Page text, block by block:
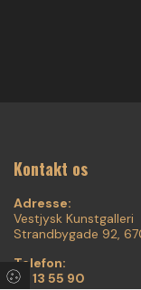
Kontakt os
Adresse:
Vestjysk Kunstgalleri
Strandbygade 92,
Telefon:
75 13 55 90